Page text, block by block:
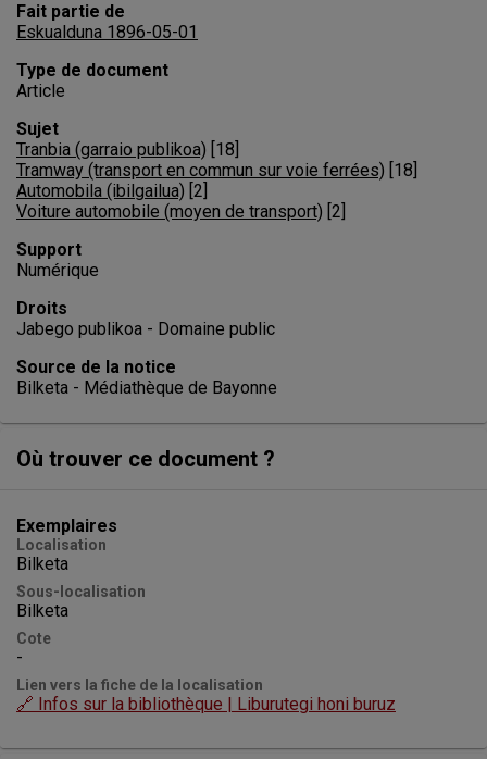
Fait partie de
Eskualduna 1896-05-01
Type de document
Article
Sujet
Tranbia (garraio publikoa) 18
Tramway (transport en commun sur voie ferrées) 18
Automobila (ibilgailua) 2
Voiture automobile (moyen de transport) 2
Support
Numérique
Droits
Jabego publikoa - Domaine public
Source de la notice
Bilketa - Médiathèque de Bayonne
Où trouver ce document ?
Exemplaires
Localisation
Bilketa
Sous-localisation
Bilketa
Cote
-
Lien vers la fiche de la localisation
🔗 Infos sur la bibliothèque | Liburutegi honi buruz